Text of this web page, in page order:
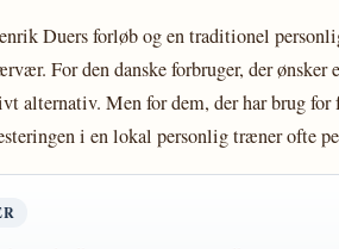
Duers forløb og en traditionel
For den danske forbruger, der
alternativ. Men for dem, der har brug
i en lokal personlig træner ofte